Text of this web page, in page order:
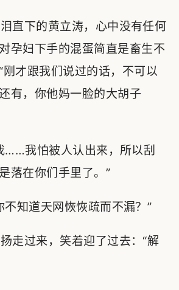
直下的黄立涛，心中没有任何
孕妇下手的混蛋简直是畜生不
刚才跟我们说过的话，不可以
有，你他妈一脸的大胡子
我怕被人认出来，所以刮
落在你们手里了。”
知道天网恢恢疏而不漏？”
走过来，笑着迎了过去：“解